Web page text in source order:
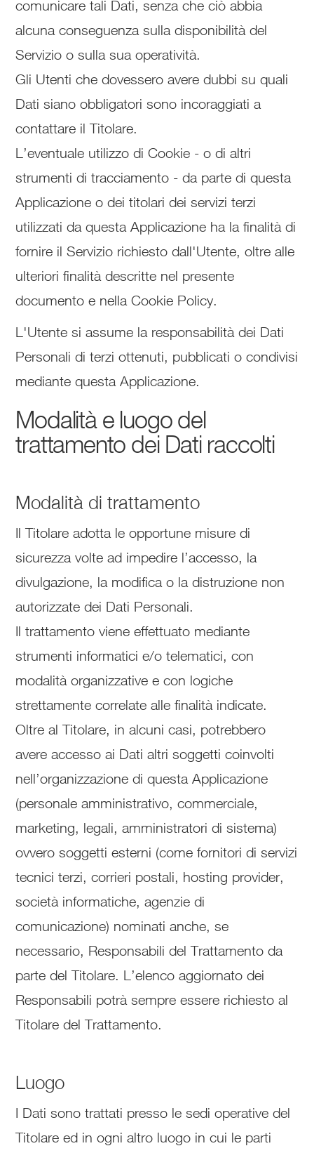
comunicare tali Dati, senza che ciò abbia
alcuna conseguenza sulla disponibilità del
Servizio o sulla sua operatività.
Gli Utenti che dovessero avere dubbi su quali
Dati siano obbligatori sono incoraggiati a
contattare il Titolare.
L’eventuale utilizzo di Cookie - o di altri
strumenti di tracciamento - da parte di questa
Applicazione o dei titolari dei servizi terzi
utilizzati da questa Applicazione ha la finalità di
fornire il Servizio richiesto dall'Utente, oltre alle
ulteriori finalità descritte nel presente
documento e nella Cookie Policy.
L'Utente si assume la responsabilità dei Dati
Personali di terzi ottenuti, pubblicati o condivisi
mediante questa Applicazione.
Modalità e luogo del
trattamento dei Dati raccolti
Modalità di trattamento
Il Titolare adotta le opportune misure di
sicurezza volte ad impedire l’accesso, la
divulgazione, la modifica o la distruzione non
autorizzate dei Dati Personali.
Il trattamento viene effettuato mediante
strumenti informatici e/o telematici, con
modalità organizzative e con logiche
strettamente correlate alle finalità indicate.
Oltre al Titolare, in alcuni casi, potrebbero
avere accesso ai Dati altri soggetti coinvolti
nell’organizzazione di questa Applicazione
(personale amministrativo, commerciale,
marketing, legali, amministratori di sistema)
ovvero soggetti esterni (come fornitori di servizi
tecnici terzi, corrieri postali, hosting provider,
società informatiche, agenzie di
comunicazione) nominati anche, se
necessario, Responsabili del Trattamento da
parte del Titolare. L’elenco aggiornato dei
Responsabili potrà sempre essere richiesto al
Titolare del Trattamento.
Luogo
I Dati sono trattati presso le sedi operative del
Titolare ed in ogni altro luogo in cui le parti